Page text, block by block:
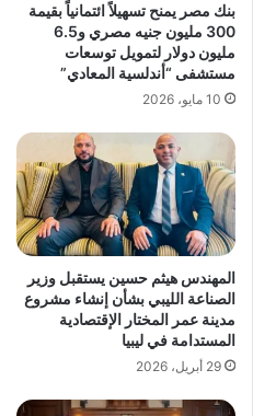
بنك مصر يمنح تسهيلاً ائتمانياً بقيمة
300 مليون جنيه مصري و6.5
مليون دولار لتمويل توسعات
مستشفى “أندلسية المعادي”
10 مايو، 2026
المهندس هيثم حسين يستقبل وزير
الصناعة الليبي بشأن إنشاء مشروع
مدينة عمر المختار الإقتصادية
المستدامة في ليبيا
29 أبريل، 2026